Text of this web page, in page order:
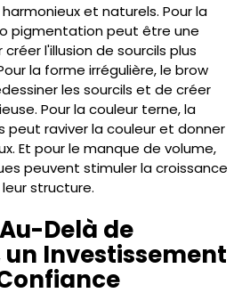
et naturels. Pour la
pigmentation peut être une
l'illusion de sourcils plus
la forme irrégulière, le brow
les sourcils et de créer
Pour la couleur terne, la
peut raviver la couleur et donner
Et pour le manque de volume,
peuvent stimuler la croissance
structure.
Delà de
un Investissement